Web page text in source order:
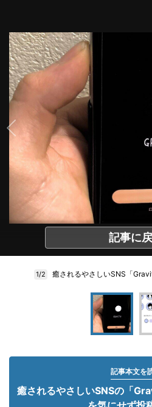
記事に
1/2 癒されるやさしいSNS「
記事本文を
癒されるやさしいSNSの「